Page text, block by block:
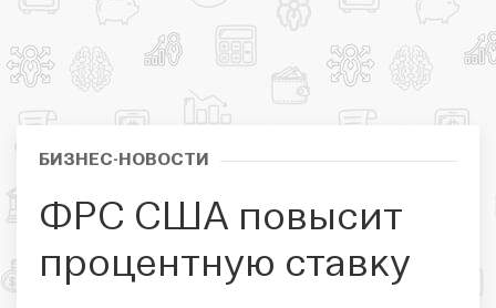
БИЗНЕС-НОВОСТИ
ФРС США повысит
процентную ставку